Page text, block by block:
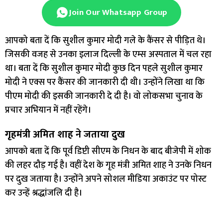
Join Our Whatsapp Group
आपको बता दें कि सुशील कुमार मोदी गले के कैंसर से पीड़ित थे।
जिसकी वजह से उनका इलाज दिल्ली के एम्स अस्पताल में चल रहा
था। बता दें कि सुशील कुमार मोदी कुछ दिन पहले सुशील कुमार
मोदी ने एक्स पर कैंसर की जानकारी दी थी। उन्होंने लिखा था कि
पीएम मोदी की इसकी जानकारी दे दी है। वो लोकसभा चुनाव के
प्रचार अभियान में नहीं रहेंगे।
गृहमंत्री अमित शाह ने जताया दुख
आपको बता दें कि पूर्व डिप्टी सीएम के निधन के बाद बीजेपी में शोक
की लहर दौड़ गई है। वहीं देश के गृह मंत्री अमित शाह ने उनके निधन
पर दुख जताया है। उन्होंने अपने सोशल मीडिया अकाउंट पर पोस्ट
कर उन्हें श्रद्धांजलि दी है।